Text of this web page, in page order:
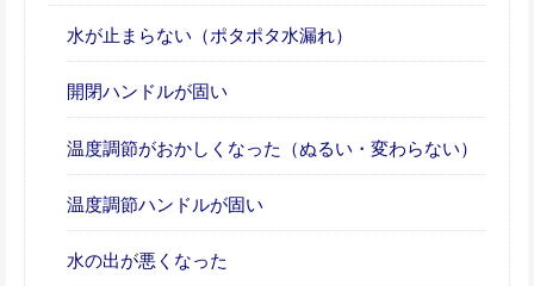
水が止まらない（ポタポタ水漏れ）
開閉ハンドルが固い
温度調節がおかしくなった（ぬるい・変わらない）
温度調節ハンドルが固い
水の出が悪くなった